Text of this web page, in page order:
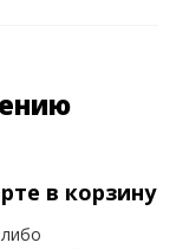
в корзину